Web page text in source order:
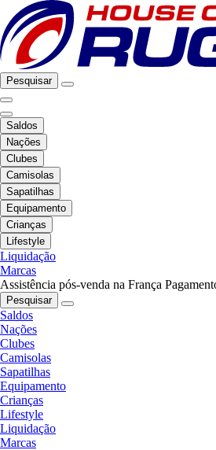
Pesquisar
Saldos
Nações
Clubes
Camisolas
Sapatilhas
Equipamento
Crianças
Lifestyle
Liquidação
Marcas
Assistência pós-venda na França
Pesquisar
Saldos
Nações
Clubes
Camisolas
Sapatilhas
Equipamento
Crianças
Lifestyle
Liquidação
Marcas